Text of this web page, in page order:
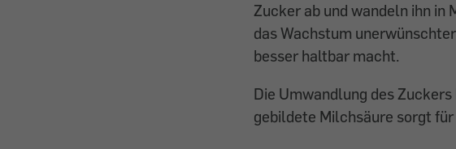
Zucker ab und wandeln ihn in
das Wachstum
besser haltbar macht.
Die Umwandlung des
gebildete Milchsäure sorgt